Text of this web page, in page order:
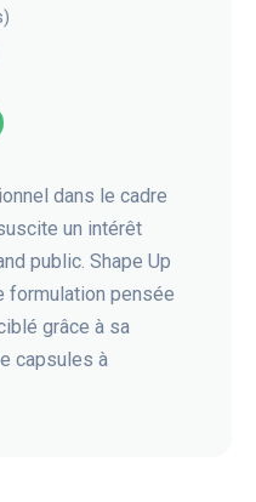
dans le cadre
un intérêt
public. Shape Up
formulation pensée
grâce à sa
capsules à